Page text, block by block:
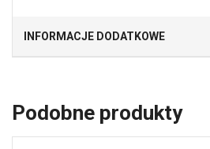
INFORMACJE DODATKOWE
Podobne produkty